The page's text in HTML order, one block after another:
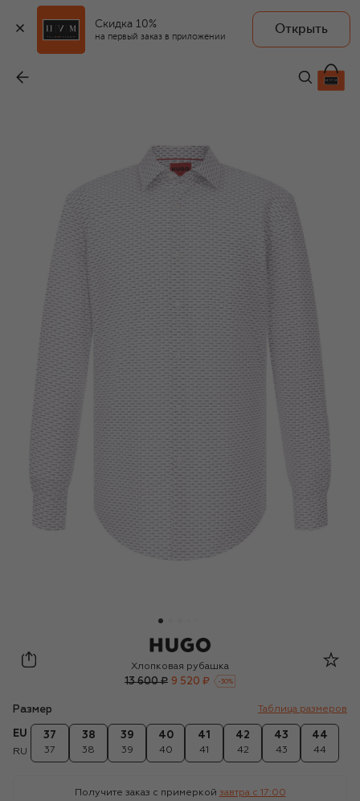
Скидка 10%
на первый заказ в приложении
Открыть
9 520 ₽
HUGO
Хлопковая рубашка
13 600 ₽ 9 520 ₽ -30%
Размер Таблица размеров
EU
RU
37
37
38
38
39
39
40
40
41
41
42
42
43
43
44
44
Получите заказ с примеркой завтра c 17:00